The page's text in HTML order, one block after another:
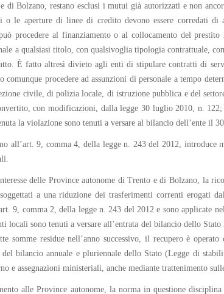
di Bolzano, restano esclusi i mutui già autorizzati e non
o le aperture di linee di credito devono essere corredati
procedere al finanziamento o al collocamento del
a qualsiasi titolo, con qualsivoglia tipologia contrattuale,
È fatto altresì divieto agli enti di stipulare contratti di
comunque procedere ad assunzioni di personale a tempo
civile, di polizia locale, di istruzione pubblica e del
con modificazioni, dalla legge 30 luglio 2010, n.
la violazione sono tenuti a versare al bilancio dell’ente il
all’art. 9, comma 4, della legge n. 243 del 2012, introduce
delle Province autonome di Trento e di Bolzano, la
a una riduzione dei trasferimenti correnti erogati
9, comma 2, della legge n. 243 del 2012 e sono applicate
sono tenuti a versare all’entrata del bilancio dello Stato
somme residue nell’anno successivo, il recupero è
bilancio annuale e pluriennale dello Stato (Legge di
e assegnazioni ministeriali, anche mediante trattenimento
alle Province autonome, la norma in questione